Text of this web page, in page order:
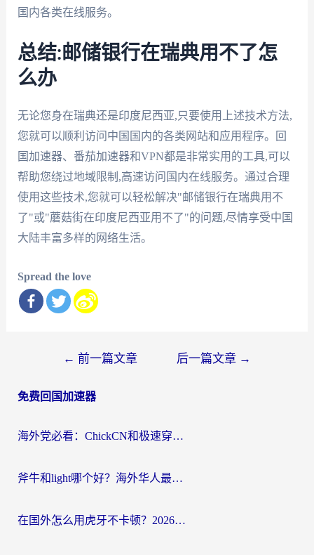
国内各类在线服务。
总结:邮储银行在瑞典用不了怎
么办
无论您身在瑞典还是印度尼西亚,只要使用上述技术方法,
您就可以顺利访问中国国内的各类网站和应用程序。回
国加速器、番茄加速器和VPN都是非常实用的工具,可以
帮助您绕过地域限制,高速访问国内在线服务。通过合理
使用这些技术,您就可以轻松解决"邮储银行在瑞典用不
了"或"蘑菇街在印度尼西亚用不了"的问题,尽情享受中国
大陆丰富多样的网络生活。
Spread the love
导
← 前一篇文章 后一篇文章 →
免费回国加速器
海外党必看：ChickCN和极速穿梭VPN好用吗？3招教你选对回国加速器无缝刷国内资源
斧牛和light哪个好？海外华人最关心的回国加速器选择难题，一篇讲透
在国外怎么用虎牙不卡顿？2026海外华人亲测有效的回国加速器选择指南